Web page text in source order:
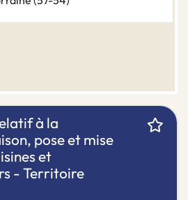
à la
pose et mise
et
- Territoire